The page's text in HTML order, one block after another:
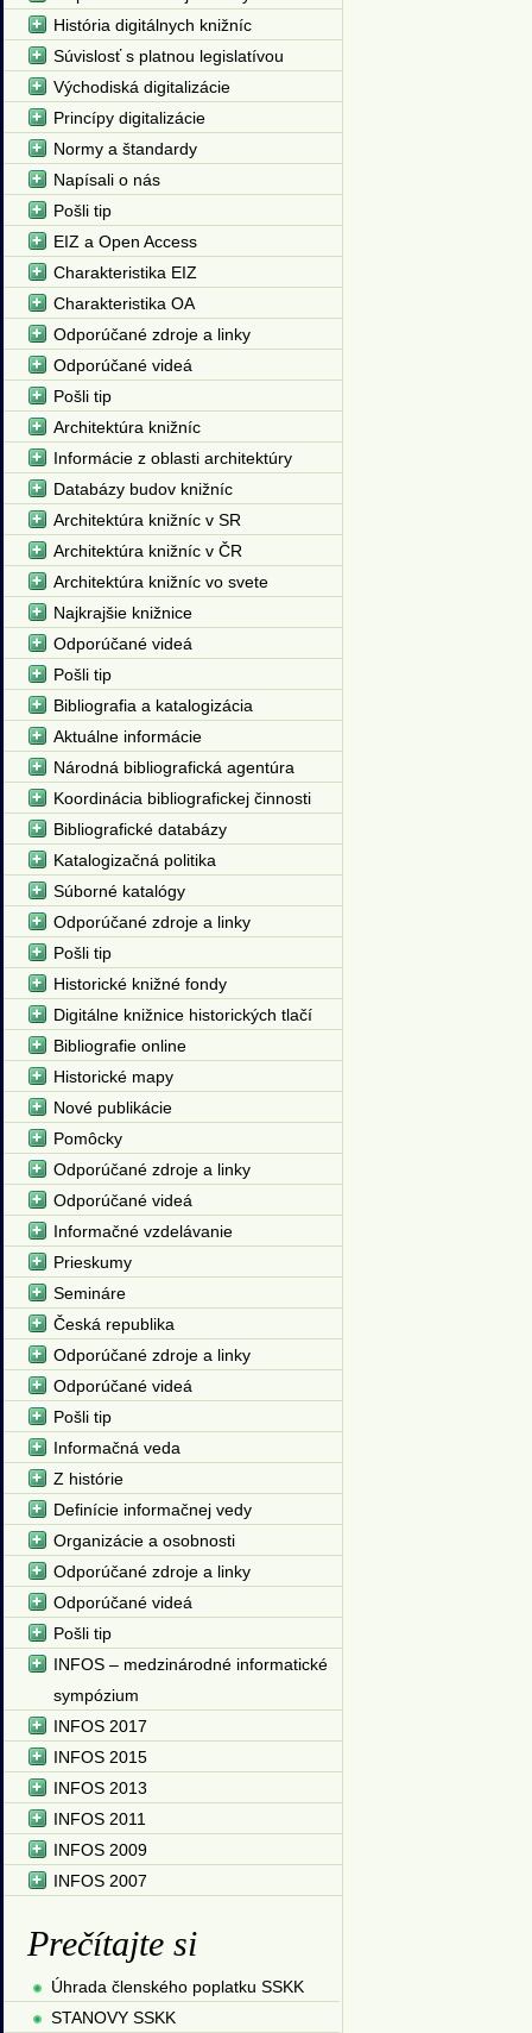
História digitálnych knižníc
Súvislosť s platnou legislatívou
Východiská digitalizácie
Princípy digitalizácie
Normy a štandardy
Napísali o nás
Pošli tip
EIZ a Open Access
Charakteristika EIZ
Charakteristika OA
Odporúčané zdroje a linky
Odporúčané videá
Pošli tip
Architektúra knižníc
Informácie z oblasti architektúry
Databázy budov knižníc
Architektúra knižníc v SR
Architektúra knižníc v ČR
Architektúra knižníc vo svete
Najkrajšie knižnice
Odporúčané videá
Pošli tip
Bibliografia a katalogizácia
Aktuálne informácie
Národná bibliografická agentúra
Koordinácia bibliografickej činnosti
Bibliografické databázy
Katalogizačná politika
Súborné katalógy
Odporúčané zdroje a linky
Pošli tip
Historické knižné fondy
Digitálne knižnice historických tlačí
Bibliografie online
Historické mapy
Nové publikácie
Pomôcky
Odporúčané zdroje a linky
Odporúčané videá
Informačné vzdelávanie
Prieskumy
Semináre
Česká republika
Odporúčané zdroje a linky
Odporúčané videá
Pošli tip
Informačná veda
Z histórie
Definície informačnej vedy
Organizácie a osobnosti
Odporúčané zdroje a linky
Odporúčané videá
Pošli tip
INFOS – medzinárodné informatické
sympózium
INFOS 2017
INFOS 2015
INFOS 2013
INFOS 2011
INFOS 2009
INFOS 2007
Prečítajte si
Úhrada členského poplatku SSKK
STANOVY SSKK